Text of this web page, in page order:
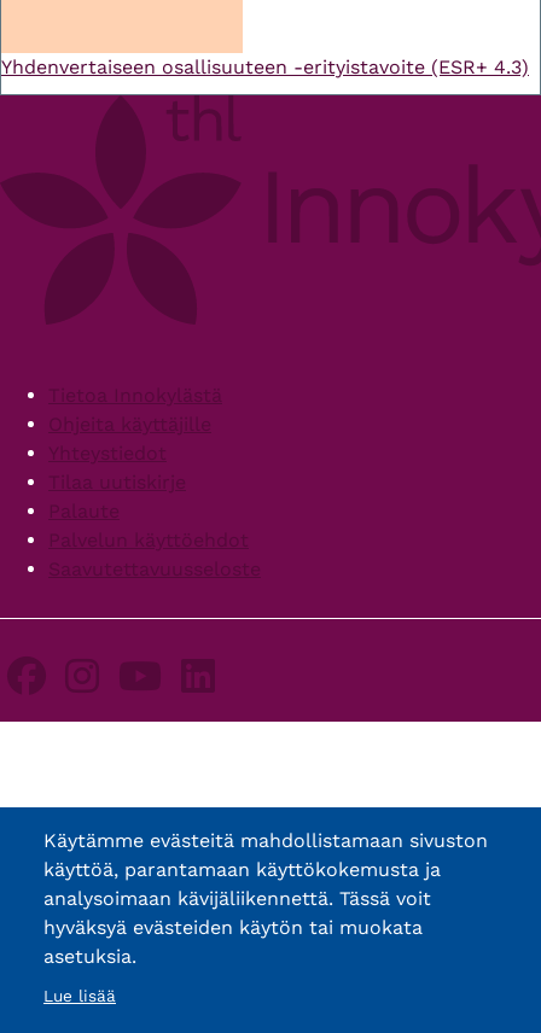
Yhdenvertaiseen osallisuuteen -erityistavoite (ESR+ 4.3)
FooterTietoa Innokylästä
Ohjeita käyttäjille
Yhteystiedot
Tilaa uutiskirje
Palaute
Palvelun käyttöehdot
Saavutettavuusseloste
Käytämme evästeitä mahdollistamaan sivuston
käyttöä, parantamaan käyttökokemusta ja
analysoimaan kävijäliikennettä. Tässä voit
hyväksyä evästeiden käytön tai muokata
asetuksia.
Lue lisää